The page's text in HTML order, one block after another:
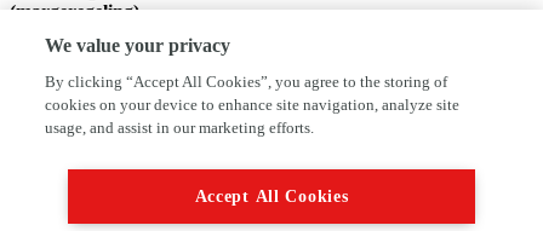
(margeregeling)
Basis pakket: Nieuwe APK, vloeistoffen controle. (inbegrepen)
Rodam pakket: Nieuwe APK, servicebeurt, 1/2 tank brandstof en 6
maanden BOVAG garantie €395,-
Ondanks het feit dat iedere advertentie met zorg door ons wordt
belang zijn, daadwerkelijk op de auto zitten. Autoservice RoDam
We value your privacy
By clicking “Accept All Cookies”, you agree to the storing of
cookies on your device to enhance site navigation, analyze site
usage, and assist in our marketing efforts.
Accept All Cookies